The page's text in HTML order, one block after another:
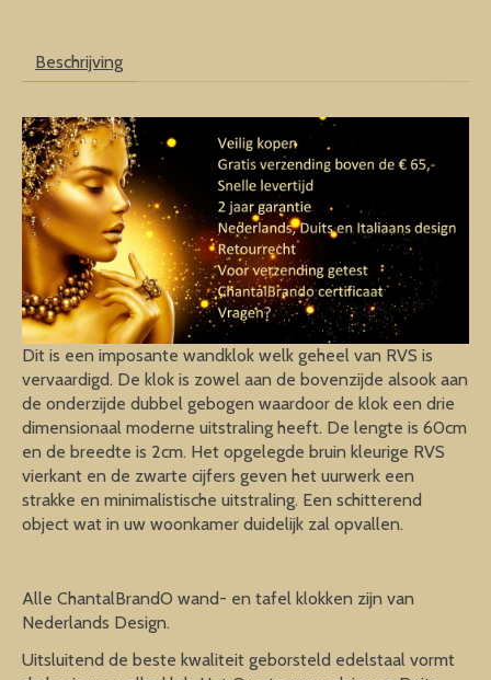
Beschrijving
Dit is een imposante wandklok welk geheel van RVS is
vervaardigd. De klok is zowel aan de bovenzijde alsook aan
de onderzijde dubbel gebogen waardoor de klok een drie
dimensionaal moderne uitstraling heeft. De lengte is 60cm
en de breedte is 2cm. Het opgelegde bruin kleurige RVS
vierkant en de zwarte cijfers geven het uurwerk een
strakke en minimalistische uitstraling. Een schitterend
object wat in uw woonkamer duidelijk zal opvallen.
Alle ChantalBrandO wand- en tafel klokken zijn van
Nederlands Design.
Uitsluitend de beste kwaliteit geborsteld edelstaal vormt